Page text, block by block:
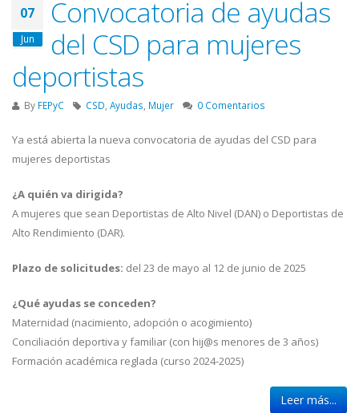
07
Jun
Convocatoria de ayudas
del CSD para mujeres
deportistas
By FEPyC CSD Ayudas Mujer 0 Comentarios
Ya está abierta la nueva convocatoria de ayudas del CSD para
mujeres deportistas
¿A quién va dirigida?
A mujeres que sean Deportistas de Alto Nivel (DAN) o Deportistas de
Alto Rendimiento (DAR).
Plazo de solicitudes: del 23 de mayo al 12 de junio de 2025
¿Qué ayudas se conceden?
Maternidad (nacimiento, adopción o acogimiento)
Conciliación deportiva y familiar (con hij@s menores de 3 años)
Formación académica reglada (curso 2024-2025)
Leer más...